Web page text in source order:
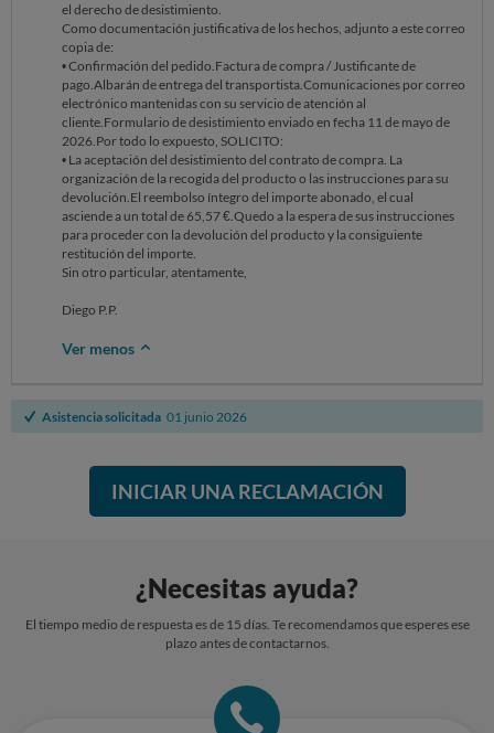
el derecho de desistimiento.
Como documentación justificativa de los hechos, adjunto a este correo
copia de:
• Confirmación del pedido.Factura de compra / Justificante de
pago.Albarán de entrega del transportista.Comunicaciones por correo
electrónico mantenidas con su servicio de atención al
cliente.Formulario de desistimiento enviado en fecha 11 de mayo de
2026.Por todo lo expuesto, SOLICITO:
• La aceptación del desistimiento del contrato de compra. La
organización de la recogida del producto o las instrucciones para su
devolución.El reembolso íntegro del importe abonado, el cual
asciende a un total de 65,57 €.Quedo a la espera de sus instrucciones
para proceder con la devolución del producto y la consiguiente
restitución del importe.
Sin otro particular, atentamente,
Diego P.P.
Ver menos
Asistencia solicitada 01 junio 2026
INICIAR UNA RECLAMACIÓN
¿Necesitas ayuda?
El tiempo medio de respuesta es de 15 días. Te recomendamos que esperes ese
plazo antes de contactarnos.